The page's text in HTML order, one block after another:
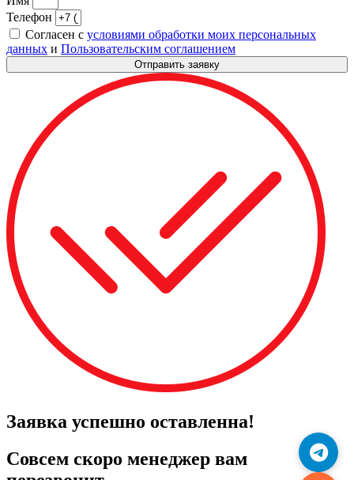
Телефон
Согласен с условиями обработки моих персональных
данных и Пользовательским соглашением
Отправить заявку
Заявка успешно оставленна!
Совсем скоро менеджер вам